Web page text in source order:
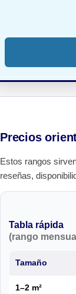
Precios
Estos rangos
reseñas,
Tabla rápida
(rango
Tamaño
1–2 m²